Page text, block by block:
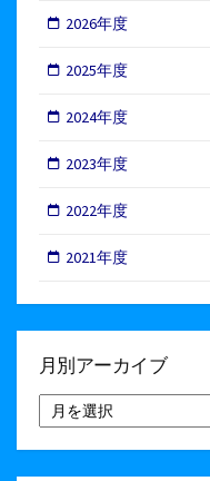
2026年度
2025年度
2024年度
2023年度
2022年度
2021年度
月別アーカイブ
別
ア